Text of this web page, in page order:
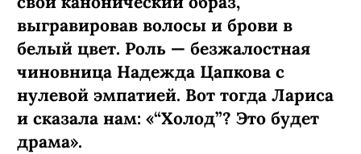
выгравировав волосы и брови в
белый цвет. Роль — безжалостная
чиновница Надежда Цапкова с
нулевой эмпатией. Вот тогда Лариса
и сказала нам: «“Холод”? Это будет
драма».